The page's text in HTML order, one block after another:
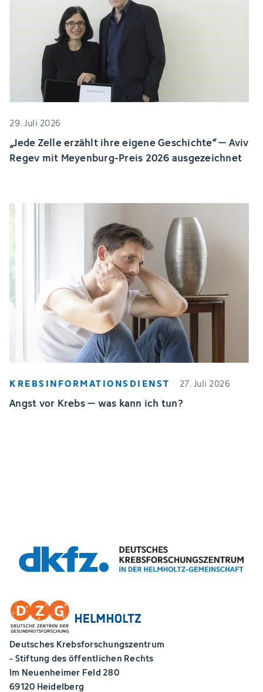
29. Juli 2026
„Jede Zelle erzählt ihre eigene Geschichte“ – Aviv
Regev mit Meyenburg-Preis 2026 ausgezeichnet
KREBSINFORMATIONSDIENST 27. Juli 2026
Angst vor Krebs – was kann ich tun?
Deutsches Krebsforschungszentrum
- Stiftung des öffentlichen Rechts
Im Neuenheimer Feld 280
69120 Heidelberg